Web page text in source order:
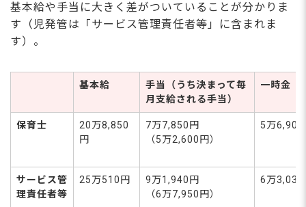
基本給や手当に大きく差がついていることが分かりま
す（児発管は「サービス管理責任者等」に含まれま
す）。
基本給
手当（うち決まって毎
月支給される手当）
一時金
保育士
20万8,850
円
7万7,850円
（5万2,600円）
5万6,900
サービス管
理責任者等
25万510円
9万1,940円
（6万7,950円）
6万3,030